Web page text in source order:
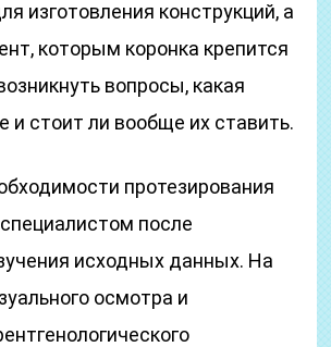
изготовления конструкций, а
которым коронка крепится
вопросы, какая
и стоит ли вообще их ставить.
протезирования
после
исходных данных. На
осмотра и